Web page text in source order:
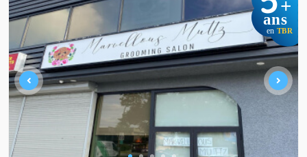
+
ans
en TBR